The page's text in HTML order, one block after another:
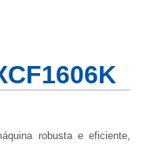
robusta e eficiente,